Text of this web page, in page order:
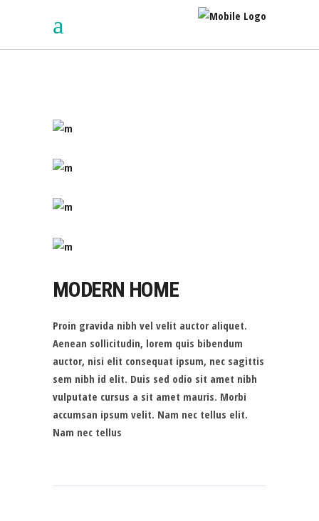
MODERN HOME
Proin gravida nibh vel velit auctor aliquet.
Aenean sollicitudin, lorem quis bibendum
auctor, nisi elit consequat ipsum, nec sagittis
sem nibh id elit. Duis sed odio sit amet nibh
vulputate cursus a sit amet mauris. Morbi
accumsan ipsum velit. Nam nec tellus elit.
Nam nec tellus